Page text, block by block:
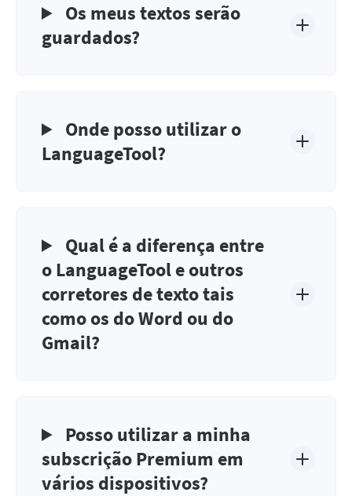
Os meus textos serão
guardados?
Onde posso utilizar o
LanguageTool?
Qual é a diferença entre
o LanguageTool e outros
corretores de texto tais
como os do Word ou do
Gmail?
Posso utilizar a minha
subscrição Premium em
vários dispositivos?